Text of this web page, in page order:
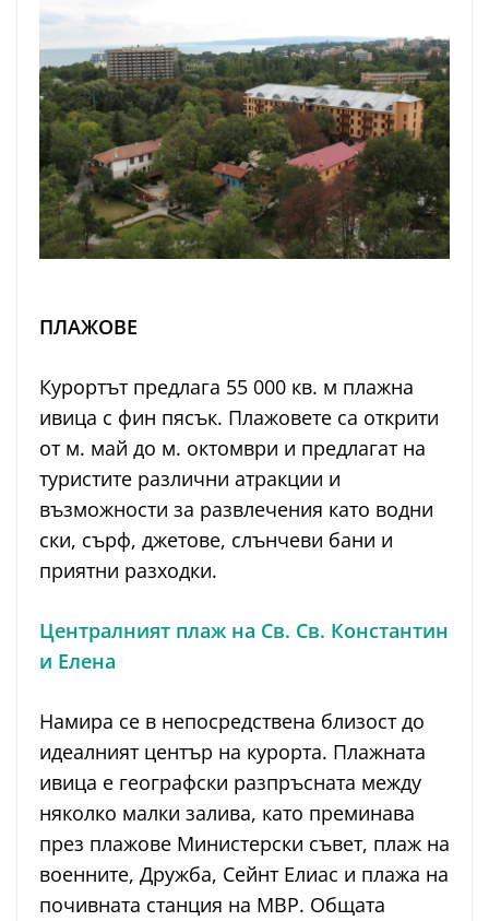
ПЛАЖОВЕ
Курортът предлага 55 000 кв. м плажна
ивица с фин пясък. Плажовете са открити
от м. май до м. октомври и предлагат на
туристите различни атракции и
възможности за развлечения като водни
ски, сърф, джетове, слънчеви бани и
приятни разходки.
Централният плаж на Св. Св. Константин
и Елена
Намира се в непосредствена близост до
идеалният център на курорта. Плажната
ивица е географски разпръсната между
няколко малки залива, като преминава
през плажове Министерски съвет, плаж на
военните, Дружба, Сейнт Елиас и плажа на
почивната станция на МВР. Общата